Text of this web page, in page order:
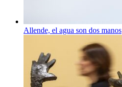
Allende, el agua son dos manos